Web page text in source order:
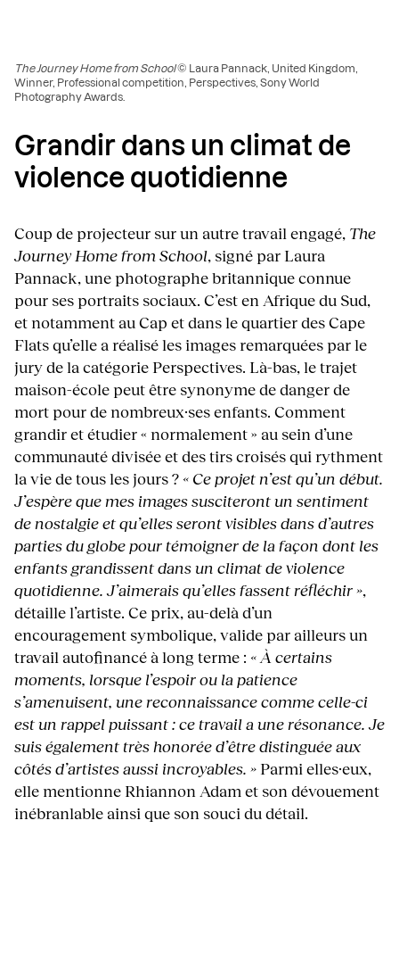
The Journey Home from School© Laura Pannack, United Kingdom,
Winner, Professional competition, Perspectives, Sony World
Photography Awards.
Grandir dans un climat de
violence quotidienne
Coup de projecteur sur un autre travail engagé, The
Journey Home from School, signé par Laura
Pannack, une photographe britannique connue
pour ses portraits sociaux. C’est en Afrique du Sud,
et notamment au Cap et dans le quartier des Cape
Flats qu’elle a réalisé les images remarquées par le
jury de la catégorie Perspectives. Là-bas, le trajet
maison-école peut être synonyme de danger de
mort pour de nombreux·ses enfants. Comment
grandir et étudier « normalement » au sein d’une
communauté divisée et des tirs croisés qui rythment
la vie de tous les jours ? « Ce projet n’est qu’un début.
J’espère que mes images susciteront un sentiment
de nostalgie et qu’elles seront visibles dans d’autres
parties du globe pour témoigner de la façon dont les
enfants grandissent dans un climat de violence
quotidienne. J’aimerais qu’elles fassent réfléchir »,
détaille l’artiste. Ce prix, au-delà d’un
encouragement symbolique, valide par ailleurs un
travail autofinancé à long terme : « À certains
moments, lorsque l’espoir ou la patience
s’amenuisent, une reconnaissance comme celle-ci
est un rappel puissant : ce travail a une résonance. Je
suis également très honorée d’être distinguée aux
côtés d’artistes aussi incroyables. » Parmi elles·eux,
elle mentionne Rhiannon Adam et son dévouement
inébranlable ainsi que son souci du détail.